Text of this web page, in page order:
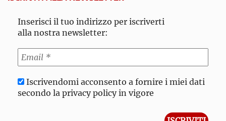
Inserisci il tuo indirizzo per iscriverti
alla nostra newsletter:
Iscrivendomi acconsento a fornire i miei dati
secondo la privacy policy in vigore